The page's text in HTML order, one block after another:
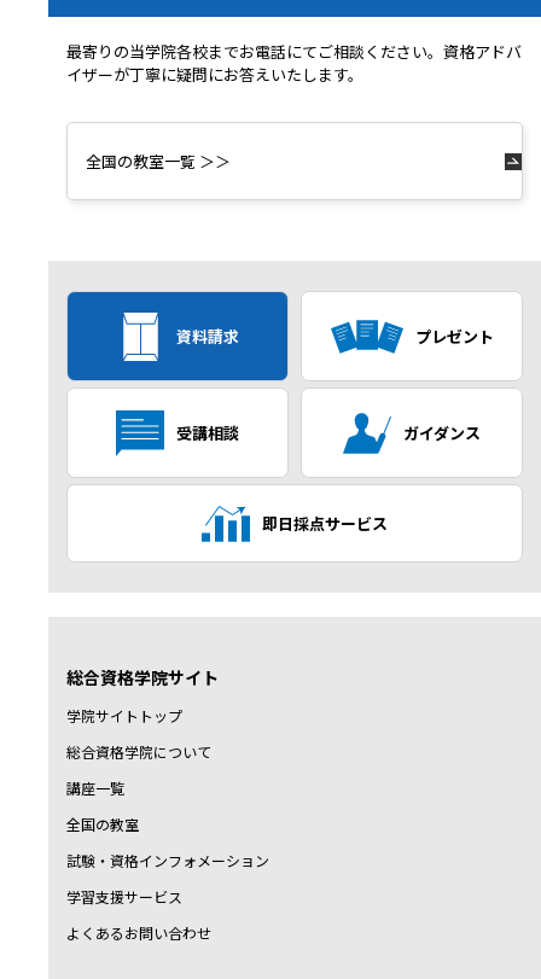
最寄りの当学院各校までお電話にてご相談ください。資格アドバ
イザーが丁寧に疑問にお答えいたします。
全国の教室一覧 ＞＞
資料請求 プレゼント
受講相談 ガイダンス
即日採点サービス
総合資格学院サイト
学院サイトトップ
総合資格学院について
講座一覧
全国の教室
試験・資格インフォメーション
学習支援サービス
よくあるお問い合わせ